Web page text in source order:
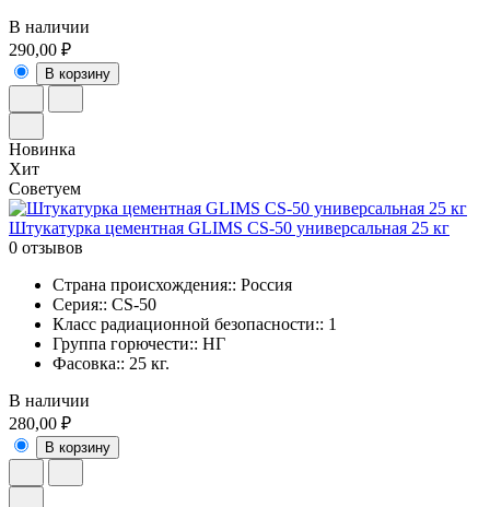
В наличии
290,00 ₽
В корзину
Новинка
Хит
Советуем
Штукатурка цементная GLIMS CS-50 универсальная 25 кг
0 отзывов
Страна происхождения:: Россия
Серия:: CS-50
Класс радиационной безопасности:: 1
Группа горючести:: НГ
Фасовка:: 25 кг.
В наличии
280,00 ₽
В корзину